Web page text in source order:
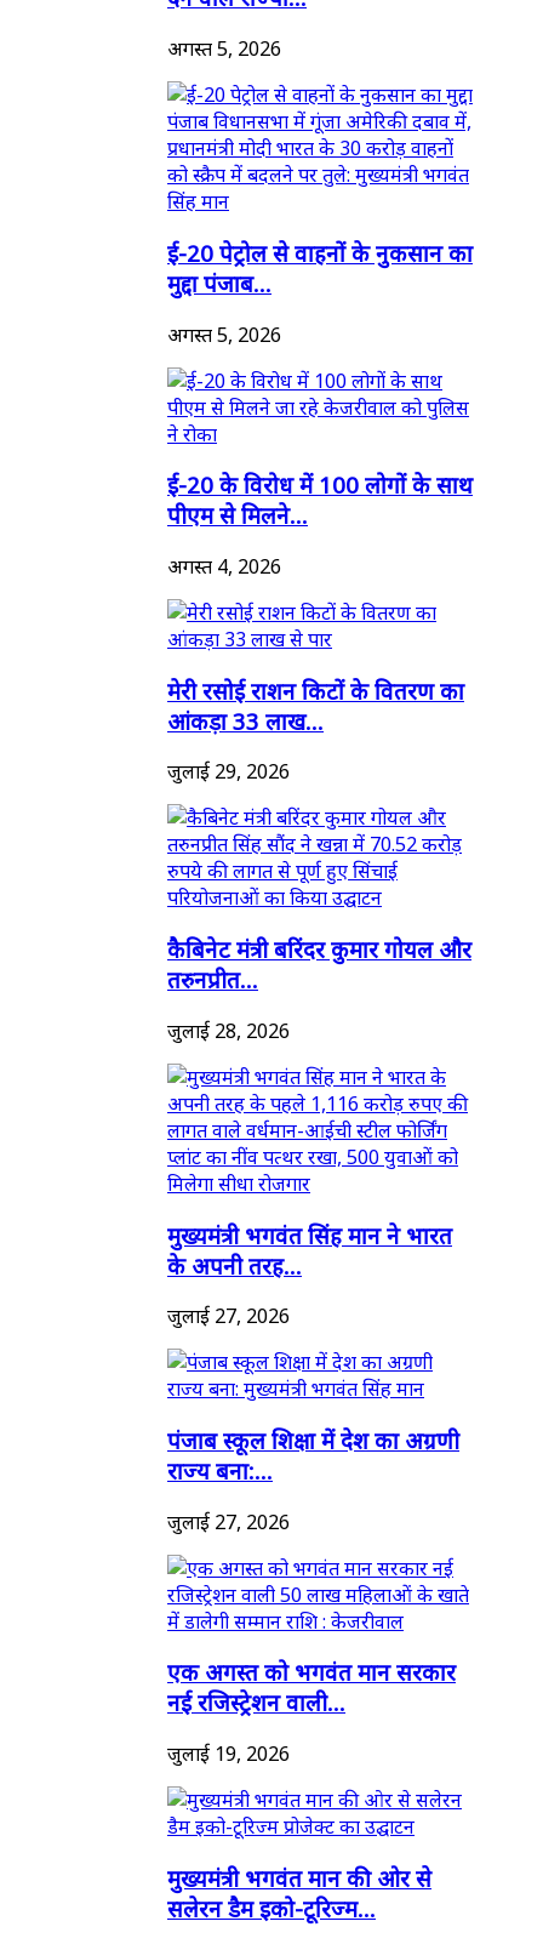
अगस्त 5, 2026
ई-20 पेट्रोल से वाहनों के नुकसान का
मुद्दा पंजाब...
अगस्त 5, 2026
ई-20 के विरोध में 100 लोगों के साथ
पीएम से मिलने...
अगस्त 4, 2026
मेरी रसोई राशन किटों के वितरण का
आंकड़ा 33 लाख...
जुलाई 29, 2026
कैबिनेट मंत्री बरिंदर कुमार गोयल और
तरुनप्रीत...
जुलाई 28, 2026
मुख्यमंत्री भगवंत सिंह मान ने भारत
के अपनी तरह...
जुलाई 27, 2026
पंजाब स्कूल शिक्षा में देश का अग्रणी
राज्य बना:...
जुलाई 27, 2026
एक अगस्त को भगवंत मान सरकार
नई रजिस्ट्रेशन वाली...
जुलाई 19, 2026
मुख्यमंत्री भगवंत मान की ओर से
सलेरन डैम इको-टूरिज्म...